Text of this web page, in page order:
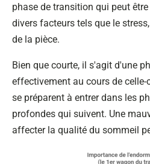
phase de transition qui peut
divers facteurs tels que le
de la pièce.
Bien que courte, il s'agit d'une
effectivement au cours de
se préparent à entrer dans les
profondes qui suivent. Une
affecter la qualité du sommeil